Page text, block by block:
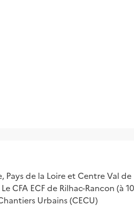
de la Loire et Centre Val
ECF de Rilhac-Rancon (à
Urbains (CECU)